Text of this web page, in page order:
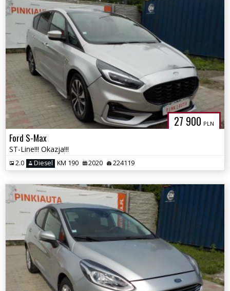
27 900 PLN
Ford S-Max
ST-Line!!! Okazja!!!
2.0 Diesel KM 190 2020 224119